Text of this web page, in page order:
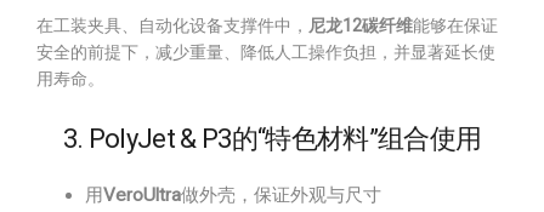
在工装夹具、自动化设备支撑件中， 尼龙12碳纤维能够在保证
安全的前提下，减少重量、降低人工操作负担，并显著延长使
用寿命。
3. PolyJet & P3的“特色材料”组合使用
用VeroUltra做外壳，保证外观与尺寸